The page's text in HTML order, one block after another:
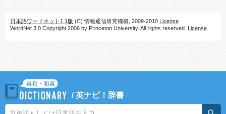
日本語ワードネット1.1版 (C) 情報通信研究機構, 2009-2010 License
WordNet 3.0 Copyright 2006 by Princeton University. All rights reserved. License
/英ナビ！辞書